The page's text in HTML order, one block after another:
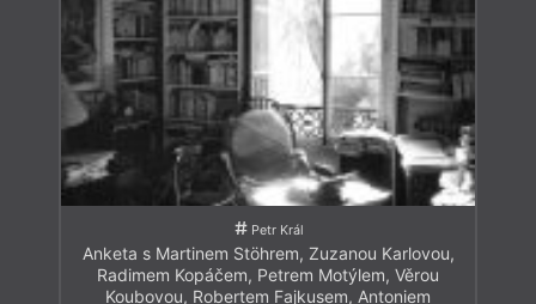
Petr Král
Anketa s Martinem Stöhrem, Zuzanou Karlovou,
Radimem Kopáčem, Petrem Motýlem, Věrou
Koubovou, Robertem Fajkusem, Antoniem